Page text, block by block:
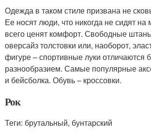
Одежда в таком стиле призвана не
Ее носят люди, что никогда не сидят
всего ценят комфорт. Свободные
оверсайз толстовки или, наоборот,
фигуре – спортивные луки отличаются
разнообразием. Самые популярные
и бейсболка. Обувь – кроссовки.
Рок
Теги: брутальный, бунтарский